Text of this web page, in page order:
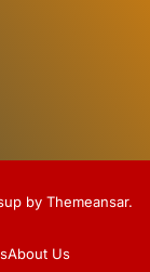
by Themeansar.
About Us